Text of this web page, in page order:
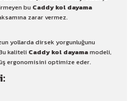
bu Caddy kol dayama
zarar vermez.
yollarda dirsek yorgunluğunu
kaliteli Caddy kol dayamamodeli,
ergonomisini optimize eder.